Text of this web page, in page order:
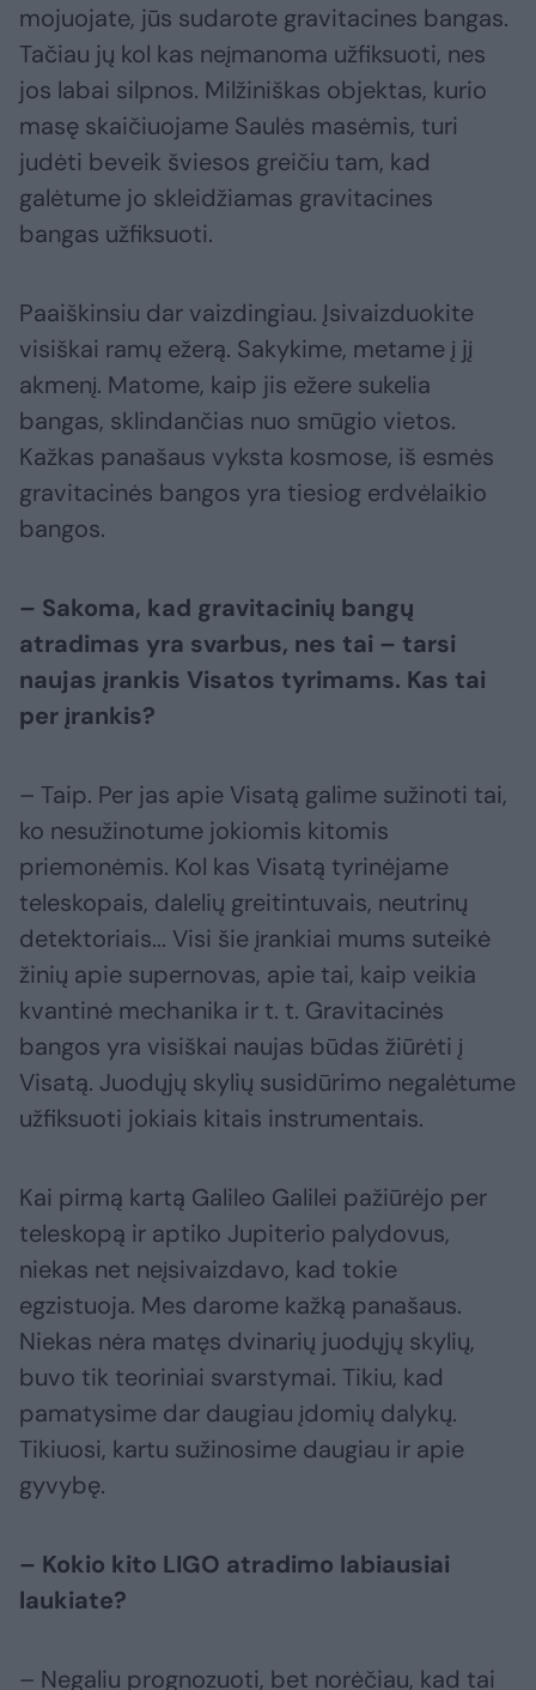
mojuojate, jūs sudarote gravitacines bangas.
Tačiau jų kol kas neįmanoma užfiksuoti, nes
jos labai silpnos. Milžiniškas objektas, kurio
masę skaičiuojame Saulės masėmis, turi
judėti beveik šviesos greičiu tam, kad
galėtume jo skleidžiamas gravitacines
bangas užfiksuoti.
Paaiškinsiu dar vaizdingiau. Įsivaizduokite
visiškai ramų ežerą. Sakykime, metame į jį
akmenį. Matome, kaip jis ežere sukelia
bangas, sklindančias nuo smūgio vietos.
Kažkas panašaus vyksta kosmose, iš esmės
gravitacinės bangos yra tiesiog erdvėlaikio
bangos.
– Sakoma, kad gravitacinių bangų
atradimas yra svarbus, nes tai – tarsi
naujas įrankis Visatos tyrimams. Kas tai
per įrankis?
– Taip. Per jas apie Visatą galime sužinoti tai,
ko nesužinotume jokiomis kitomis
priemonėmis. Kol kas Visatą tyrinėjame
teleskopais, dalelių greitintuvais, neutrinų
detektoriais... Visi šie įrankiai mums suteikė
žinių apie supernovas, apie tai, kaip veikia
kvantinė mechanika ir t. t. Gravitacinės
bangos yra visiškai naujas būdas žiūrėti į
Visatą. Juodųjų skylių susidūrimo negalėtume
užfiksuoti jokiais kitais instrumentais.
Kai pirmą kartą Galileo Galilei pažiūrėjo per
teleskopą ir aptiko Jupiterio palydovus,
niekas net neįsivaizdavo, kad tokie
egzistuoja. Mes darome kažką panašaus.
Niekas nėra matęs dvinarių juodųjų skylių,
buvo tik teoriniai svarstymai. Tikiu, kad
pamatysime dar daugiau įdomių dalykų.
Tikiuosi, kartu sužinosime daugiau ir apie
gyvybę.
– Kokio kito LIGO atradimo labiausiai
laukiate?
– Negaliu prognozuoti, bet norėčiau, kad tai